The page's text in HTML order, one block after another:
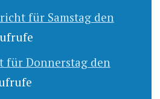
für Samstag den
für Donnerstag den